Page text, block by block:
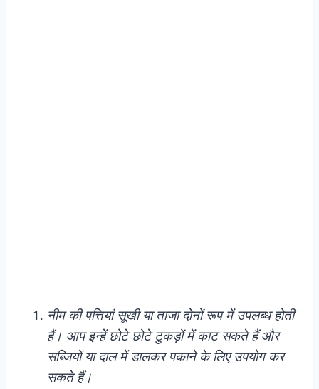
नीम की पत्तियां सूखी या ताजा दोनों रूप में उपलब्ध होती
हैं। आप इन्हें छोटे छोटे टुकड़ों में काट सकते हैं और
सब्जियों या दाल में डालकर पकाने के लिए उपयोग कर
सकते हैं।